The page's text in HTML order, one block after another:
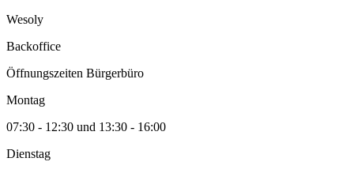
Wesoly
Backoffice
Öffnungszeiten Bürgerbüro
Montag
07:30 - 12:30 und 13:30 - 16:00
Dienstag